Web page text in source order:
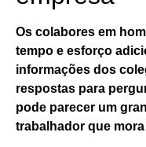
Os colabores em
tempo e esforço
informações dos
respostas para
pode parecer um
trabalhador que mora